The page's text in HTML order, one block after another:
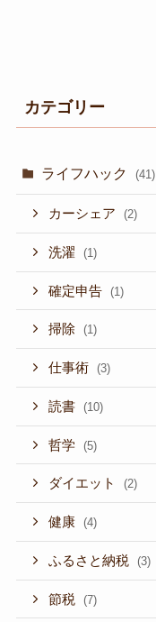
カテゴリー
ライフハック (41)
カーシェア (2)
洗濯 (1)
確定申告 (1)
掃除 (1)
仕事術 (3)
読書 (10)
哲学 (5)
ダイエット (2)
健康 (4)
ふるさと納税 (3)
節税 (7)